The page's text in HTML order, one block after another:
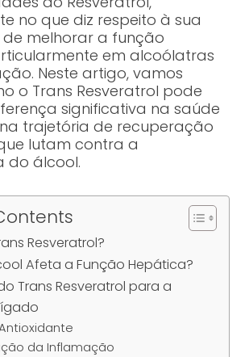
no que diz respeito à sua
melhorar a função
em alcoólatras
Neste artigo, vamos
o Trans Resveratrol pode
significativa na saúde
trajetória de recuperação
lutam contra a
do álcool.
Resveratrol?
Afeta a Função Hepática?
Trans Resveratrol para a
da Inflamação